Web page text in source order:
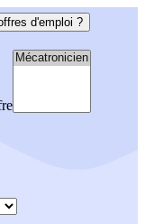
d'emploi ?